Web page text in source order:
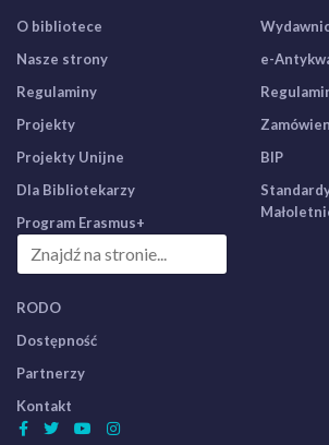
O bibliotece
Nasze strony
Regulaminy
Projekty
Projekty Unijne
Dla Bibliotekarzy
Program Erasmus+
e-
BIP
RODO
Dostępność
Partnerzy
Kontakt